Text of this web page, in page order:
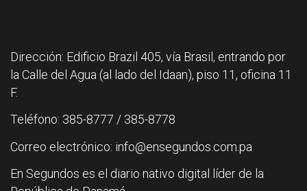
Dirección: Edificio Brazil 405, vía Brasil, entrando por
la Calle del Agua (al lado del Idaan), piso 11, oficina 11
F.
Teléfono: 385-8777 / 385-8778
Correo electrónico: info@ensegundos.com.pa
En Segundos es el diario nativo digital líder de la